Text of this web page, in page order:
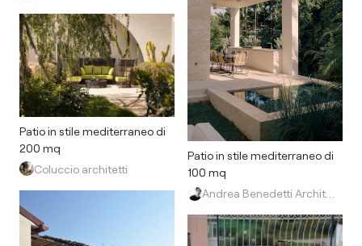
Patio in stile mediterraneo di
200 mq
Coluccio architetti
Patio in stile mediterraneo di
100 mq